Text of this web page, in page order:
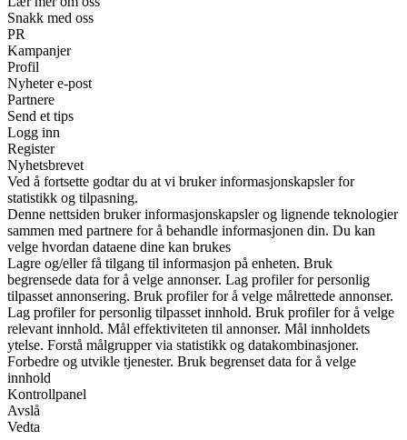
Snakk med oss
PR
Kampanjer
Profil
Nyheter e-post
Partnere
Send et tips
Logg inn
Register
Nyhetsbrevet
Ved å fortsette godtar du at vi bruker informasjonskapsler for
statistikk og tilpasning.
Denne nettsiden bruker informasjonskapsler og lignende teknologier
sammen med partnere for å behandle informasjonen din. Du kan
velge hvordan dataene dine kan brukes
Lagre og/eller få tilgang til informasjon på enheten. Bruk
begrensede data for å velge annonser. Lag profiler for personlig
tilpasset annonsering. Bruk profiler for å velge målrettede annonser.
Lag profiler for personlig tilpasset innhold. Bruk profiler for å velge
relevant innhold. Mål effektiviteten til annonser. Mål innholdets
ytelse. Forstå målgrupper via statistikk og datakombinasjoner.
Forbedre og utvikle tjenester. Bruk begrenset data for å velge
innhold
Kontrollpanel
Avslå
Vedta